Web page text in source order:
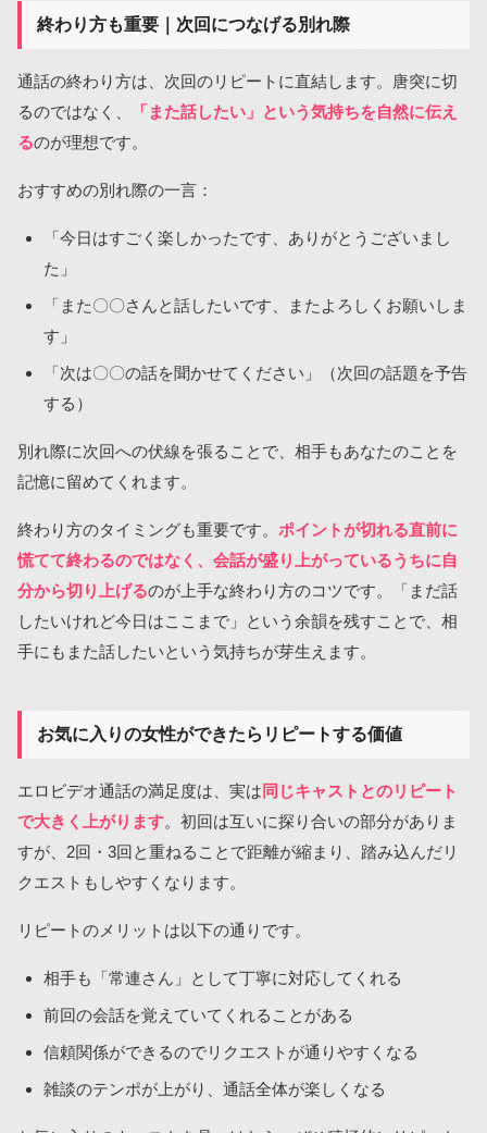
終わり方も重要｜次回につなげる別れ際
通話の終わり方は、次回のリピートに直結します。唐突に切
るのではなく、
「また話したい」という気持ちを自然に伝え
るのが理想です。
おすすめの別れ際の一言：
「今日はすごく楽しかったです、ありがとうございまし
た」
「また〇〇さんと話したいです、またよろしくお願いしま
す」
「次は〇〇の話を聞かせてください」（次回の話題を予告
する）
別れ際に次回への伏線を張ることで、相手もあなたのことを
記憶に留めてくれます。
終わり方のタイミングも重要です。 ポイントが切れる直前に
慌てて終わるのではなく、会話が盛り上がっているうちに自
分から切り上げるのが上手な終わり方のコツです。「まだ話
したいけれど今日はここまで」という余韻を残すことで、相
手にもまた話したいという気持ちが芽生えます。
お気に入りの女性ができたらリピートする価値
エロビデオ通話の満足度は、実は 同じキャストとのリピート
で大きく上がります。初回は互いに探り合いの部分がありま
すが、2回・3回と重ねることで距離が縮まり、踏み込んだリ
クエストもしやすくなります。
リピートのメリットは以下の通りです。
相手も「常連さん」として丁寧に対応してくれる
前回の会話を覚えていてくれることがある
信頼関係ができるのでリクエストが通りやすくなる
雑談のテンポが上がり、通話全体が楽しくなる